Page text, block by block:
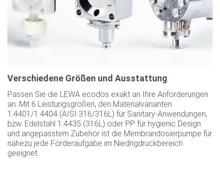
Verschiedene Größen und Ausstattung
Passen Sie die LEWA ecodos exakt an Ihre Anforderungen
an: Mit 6 Leistungsgrößen, den Materialvarianten
1.4401/1.4404 (AISI 316/316L) für Sanitary-Anwendungen,
bzw. Edelstahl 1.4435 (316L) oder PP für hygienic Design
und angepasstem Zubehör ist die Membrandosierpumpe für
nahezu jede Förderaufgabe im Niedrigdruckbereich
geeignet.